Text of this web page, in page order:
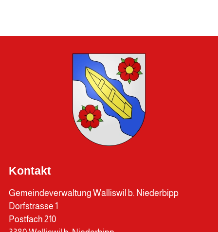
Kontakt
Gemeindeverwaltung Walliswil b. Niederbipp
Dorfstrasse 1
Postfach 210